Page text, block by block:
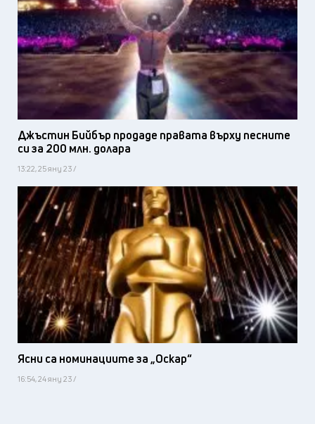
Джъстин Бийбър продаде правата върху песните
си за 200 млн. долара
13:22, 25 яну 23 /
Ясни са номинациите за „Оскар“
16:54, 24 яну 23 /